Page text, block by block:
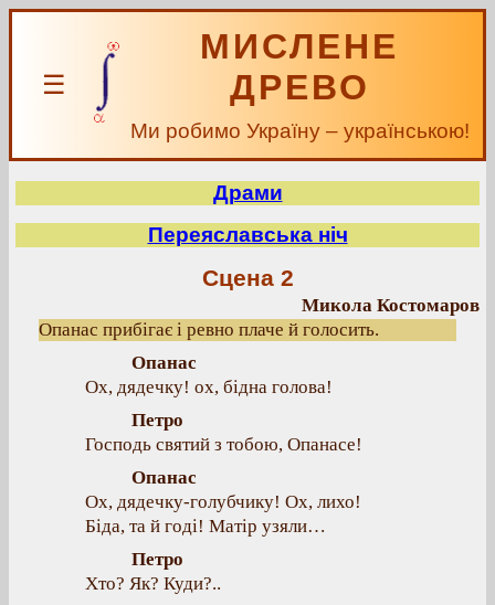
☰
МИСЛЕНЕ
ДРЕВО
Ми робимо Україну – українською!
Драми
Переяславська ніч
Сцена 2
Микола Костомаров
Опанас прибігає і ревно плаче й голосить.
Опанас
Ох, дядечку! ох, бідна голова!
Петро
Господь святий з тобою, Опанасе!
Опанас
Ох, дядечку-голубчику! Ох, лихо!
Біда, та й годі! Матір узяли…
Петро
Хто? Як? Куди?..